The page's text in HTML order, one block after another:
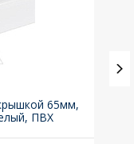
65мм,
ПВХ